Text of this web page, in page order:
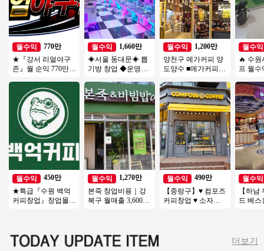
월수익
770만
★『강서 리얼야구
존』월 순익 770만원
수 초보창업 고수익
창업
월수익
450만
★특급『수원 백억
커피창업』창업몰추
월수익
1,660만
◈서울 동대문◈ 뽑
기방 창업 ◆운영쉬
초보창업/은퇴창업/
직장인투잡
월수익
1,270만
본죽 창업비용｜강
북구 월매출 3,600만
월수익
1,200만
양천구 메가커피 양
도양수 ■메가커피■
대단지아파트＃반오
토 투잡 추천
월수익
490만
【중랑구】♥ 컴포즈
커피창업 ♥ 소자본1
월수익
🔥 수
프 월
환급성○
월수익
【하남
드 베
더보기